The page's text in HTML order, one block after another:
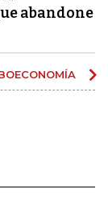
abandone